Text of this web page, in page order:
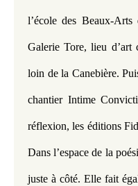
l’école des Beaux-
Galerie Tore, lieu d’art
loin de la Canebière.
chantier Intime
réflexion, les éditions
Dans l’espace de la
juste à côté. Elle fait